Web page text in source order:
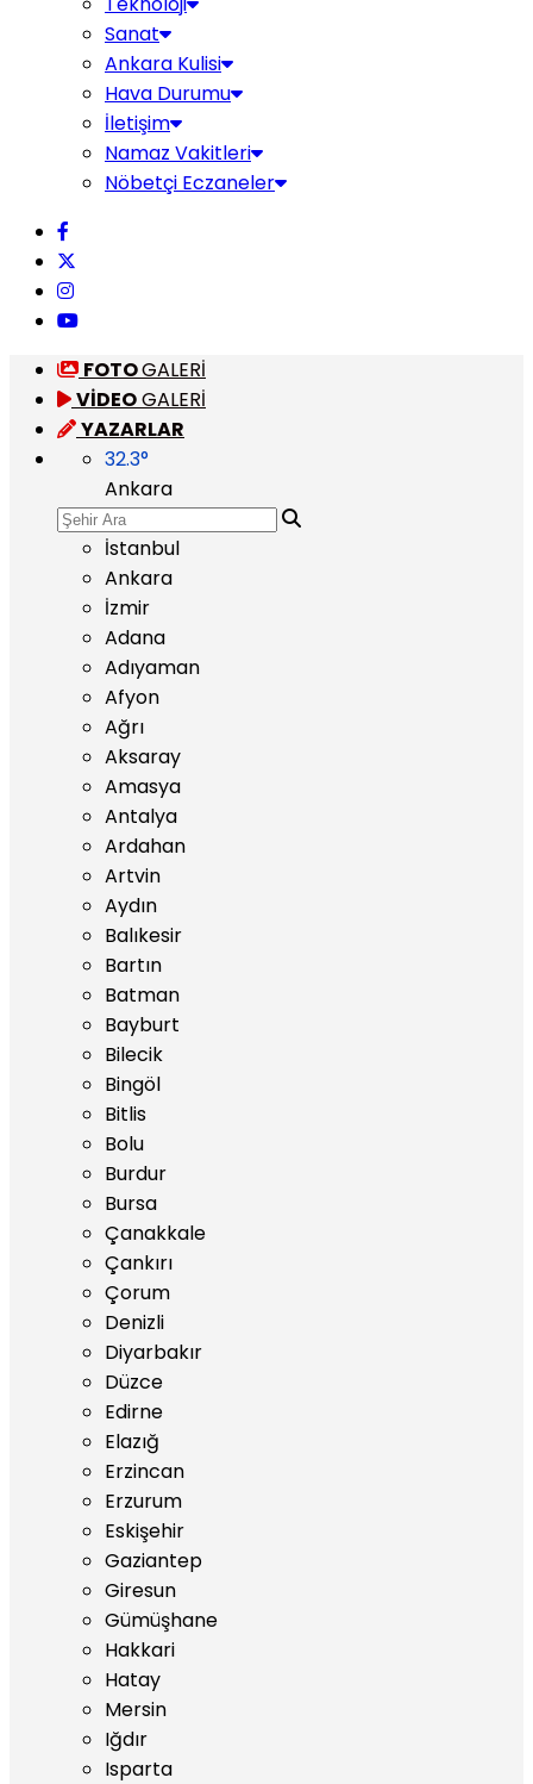
Sanat
Ankara Kulisi
Hava Durumu
İletişim
Namaz Vakitleri
Nöbetçi Eczaneler
FOTOGALERİ
VİDEOGALERİ
YAZARLAR
32.3°
Ankara
İstanbul
Ankara
İzmir
Adana
Adıyaman
Afyon
Ağrı
Aksaray
Amasya
Antalya
Ardahan
Artvin
Aydın
Balıkesir
Bartın
Batman
Bayburt
Bilecik
Bingöl
Bitlis
Bolu
Burdur
Bursa
Çanakkale
Çankırı
Çorum
Denizli
Diyarbakır
Düzce
Edirne
Elazığ
Erzincan
Erzurum
Eskişehir
Gaziantep
Giresun
Gümüşhane
Hakkari
Hatay
Mersin
Iğdır
Isparta